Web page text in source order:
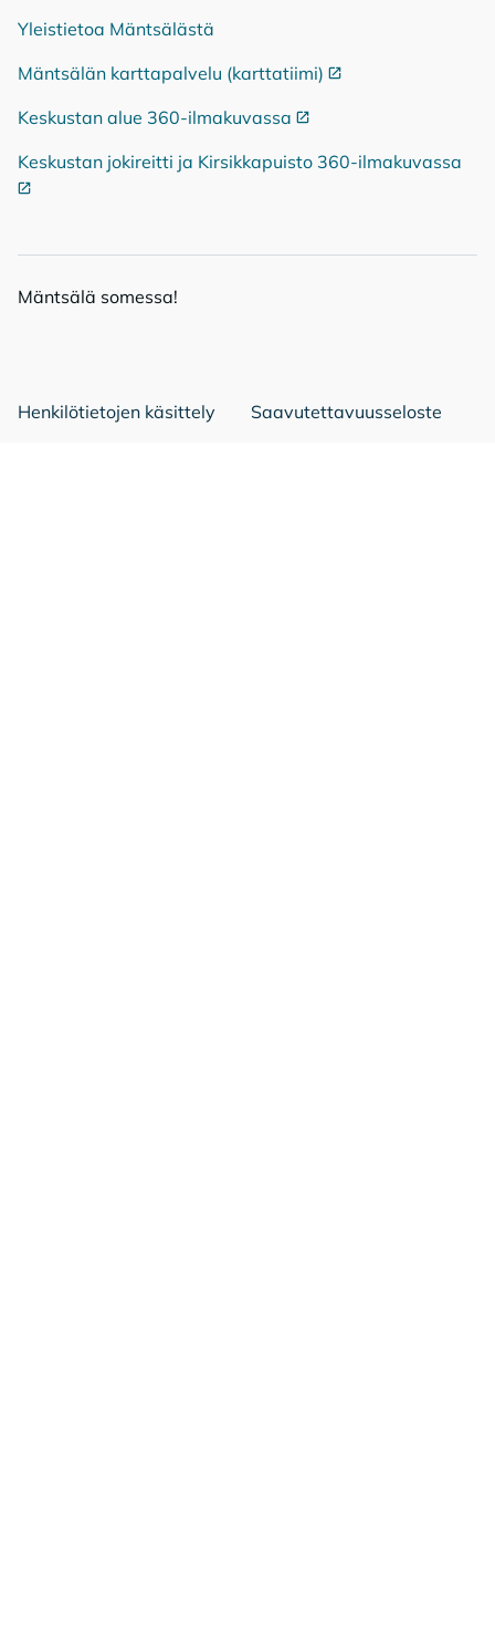
Yleistietoa Mäntsälästä
Mäntsälän karttapalvelu (karttatiimi) Ulkoinen linkki
Keskustan alue 360-ilmakuvassa Ulkoinen linkki
Keskustan jokireitti ja Kirsikkapuisto 360-ilmakuvassa
Mänt­sä­lä so­mes­sa!
Henkilötietojen käsittely Saavutettavuusseloste